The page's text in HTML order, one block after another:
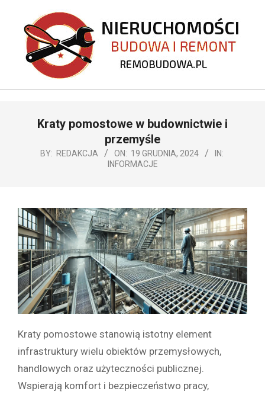
content
REMOBUDOWA.PL
NavigationKraty pomostowe w budownictwie i
przemyśle
BY: REDAKCJA ON: 19 GRUDNIA, 2024
IN:
INFORMACJE
Kraty pomostowe stanowią istotny element
infrastruktury wielu obiektów przemysłowych,
handlowych oraz użyteczności publicznej.
Wspierają komfort i bezpieczeństwo pracy,